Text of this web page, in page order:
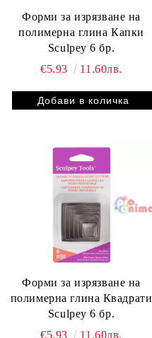
Форми за изрязване на
полимерна глина Капки
Sculpey 6 бр.
€5.93
11.60лв.
Форми за изрязване на
полимерна глина Квадрати
Sculpey 6 бр.
€5.93
11.60лв.